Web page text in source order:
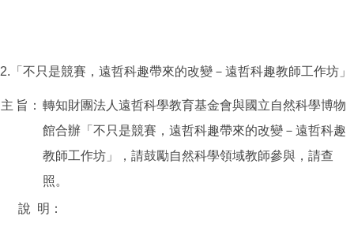
2.「不只是競賽，遠哲科趣帶來的改變－遠哲科趣教師工作坊」
主 旨： 轉知財團法人遠哲科學教育基金會與國立自然科學博物
館合辦「不只是競賽，遠哲科趣帶來的改變－遠哲科趣
教師工作坊」，請鼓勵自然科學領域教師參與，請查
照。
說 明：